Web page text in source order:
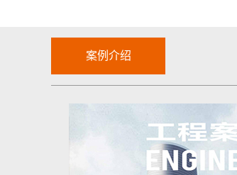
案例介绍